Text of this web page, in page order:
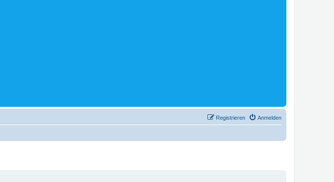
Anmelden
Registrieren